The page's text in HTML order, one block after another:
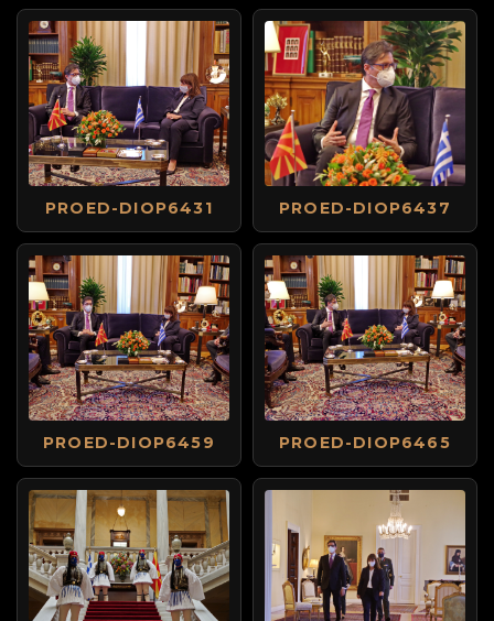
PROED-DIOP6431 PROED-DIOP6437
PROED-DIOP6459 PROED-DIOP6465